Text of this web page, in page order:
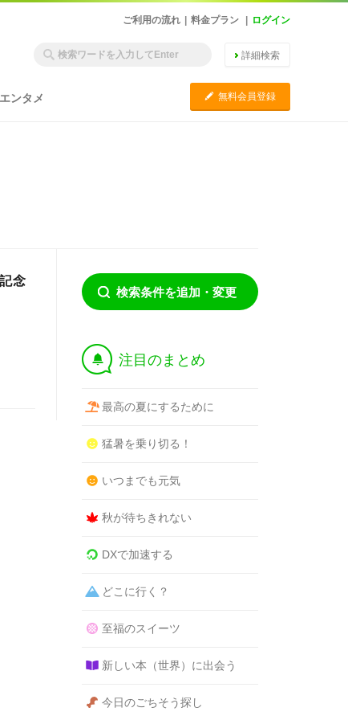
ご利用の流れ 料金プラン ログイン
詳細検索
エンタメ C 無料会員登録
念
検索条件を追加・変更
† 注目のまとめ
最高の夏にするために
猛暑を乗り切る！
いつまでも元気
秋が待ちきれない
DXで加速する
どこに行く？
至福のスイーツ
新しい本（世界）に出会う
今日のごちそう探し